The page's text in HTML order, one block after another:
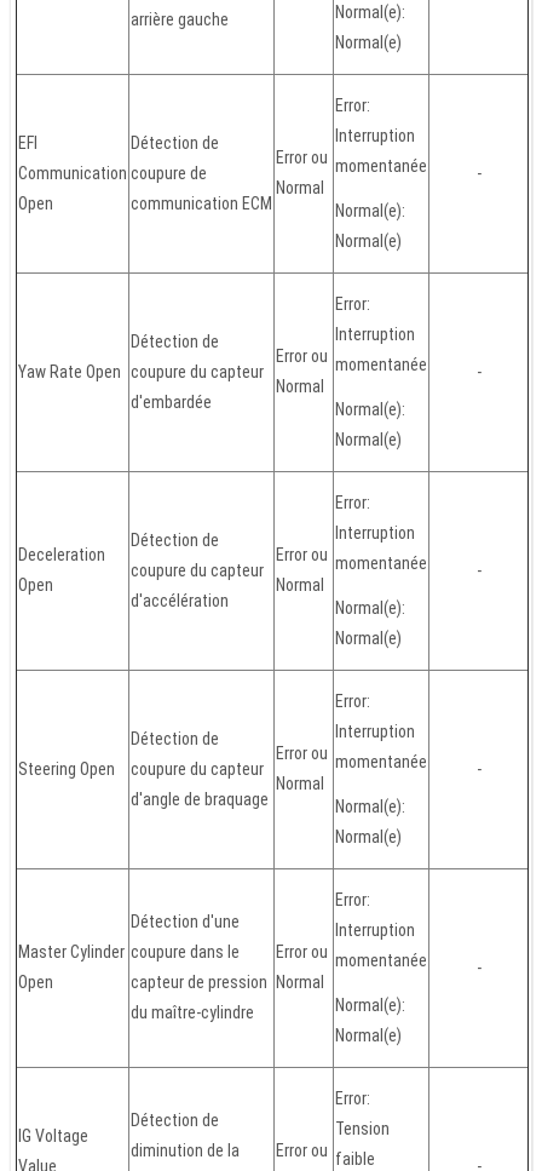
arrière gauche
Normal(e):
Normal(e)
EFI
Communication
Open
Détection de
coupure de
communication ECM
Error ou
Normal
Error:
Interruption
momentanée
Normal(e):
Normal(e)
-
Yaw Rate Open
Détection de
coupure du capteur
d'embardée
Error ou
Normal
Error:
Interruption
momentanée
Normal(e):
Normal(e)
-
Deceleration
Open
Détection de
coupure du capteur
d'accélération
Error ou
Normal
Error:
Interruption
momentanée
Normal(e):
Normal(e)
-
Steering Open
Détection de
coupure du capteur
d'angle de braquage
Error ou
Normal
Error:
Interruption
momentanée
Normal(e):
Normal(e)
-
Master Cylinder
Open
Détection d'une
coupure dans le
capteur de pression
du maître-cylindre
Error ou
Normal
Error:
Interruption
momentanée
Normal(e):
Normal(e)
-
IG Voltage
Value
Détection de
diminution de la
Error ou
Error:
Tension
faible
-